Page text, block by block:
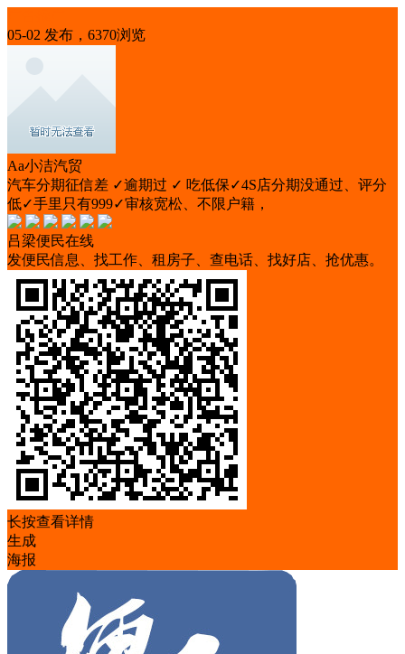
05-02 发布，6370浏览
Aa小洁汽贸
汽车分期征信差 ✓逾期过 ✓ 吃低保✓4S店分期没通过、评分
低✓手里只有999✓审核宽松、不限户籍，
吕梁便民在线
发便民信息、找工作、租房子、查电话、找好店、抢优惠。
长按查看详情
生成
海报